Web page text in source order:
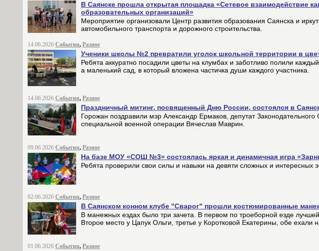
В Саянске прошла открытая площадка «Сетевое взаимодействие
образовательных организаций»
Мероприятие организовали Центр развития образования Саянска и
автомобильного транспорта и дорожного строительства.
14.06.2026 События, Разное
Ученики школы №2 превратили уголок школьной территории в
Ребята аккуратно посадили цветы на клумбах и заботливо полили
а маленький сад, в который вложена частичка души каждого участника.
14.06.2026 События, Разное
Праздничный митинг, посвященный Дню России, состоялся в
Горожан поздравили мэр Александр Ермаков, депутат
специальной военной операции Вячеслав Маврин.
09.06.2026 События, Разное
На базе МОУ «СОШ №3» состоялась яркая и динамичная игра
Ребята проверили свои силы и навыки на девяти сложных и интересных
02.06.2026 События, Разное
В Саянском конном клубе "Сварог" прошли костюмированные
В манежных ездах было три зачета. В первом по троеборной езде
Второе место у Цапук Ольги, третье у Коротковой Екатерины, обе ехали
01.06.2026 События, Разное